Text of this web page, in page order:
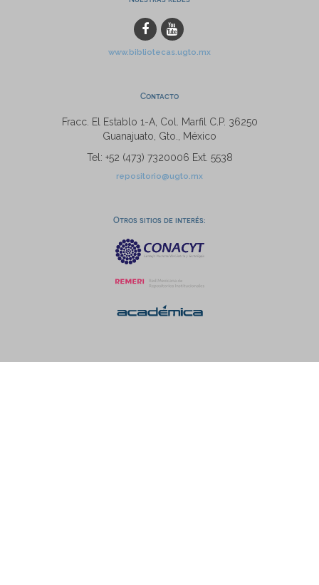
www.bibliotecas.ugto.mx
Contacto
Fracc. El Establo 1-A, Col. Marfil C.P. 36250
Guanajuato, Gto., México
Tel: +52 (473) 7320006 Ext. 5538
repositorio@ugto.mx
Otros sitios de interés: